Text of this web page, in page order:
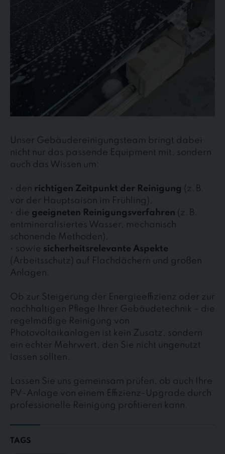
Unser Gebäudereinigungsteam bringt dabei
nicht nur das passende Equipment mit, sondern
auch das Wissen um:
• den richtigen Zeitpunkt der Reinigung (z. B.
vor der Hauptsaison im Frühling),
• die geeigneten Reinigungsverfahren (z. B.
entmineralisiertes Wasser, mechanisch
schonende Methoden),
• sowie sicherheitsrelevante Aspekte
(Arbeitsschutz) auf Flachdächern und großen
Anlagen.
Ob zur Steigerung der Energieeffizienz oder zur
nachhaltigen Pflege Ihrer Gebäudetechnik – die
regelmäßige Reinigung von
Photovoltaikanlagen ist kein Zusatz, sondern
ein echter Mehrwert, den Sie nicht ungenutzt
lassen sollten.
Lassen Sie uns gemeinsam prüfen, ob auch Ihre
PV-Anlage von einem Effizienz-Upgrade durch
professionelle Reinigung profitieren kann.
TAGS